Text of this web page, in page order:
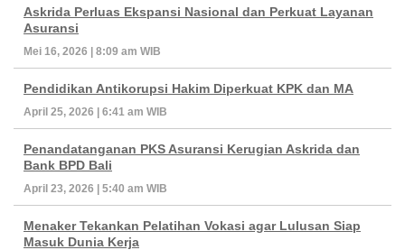
Askrida Perluas Ekspansi Nasional dan Perkuat Layanan
Asuransi
Mei 16, 2026 | 8:09 am WIB
Pendidikan Antikorupsi Hakim Diperkuat KPK dan MA
April 25, 2026 | 6:41 am WIB
Penandatanganan PKS Asuransi Kerugian Askrida dan
Bank BPD Bali
April 23, 2026 | 5:40 am WIB
Menaker Tekankan Pelatihan Vokasi agar Lulusan Siap
Masuk Dunia Kerja